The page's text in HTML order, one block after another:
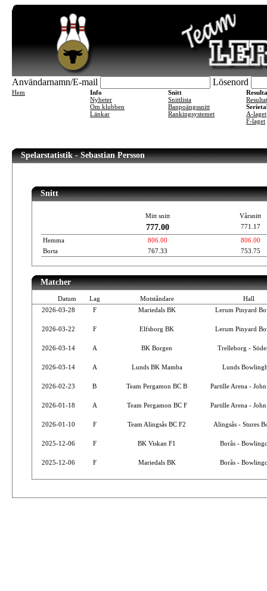
Användarnamn/E-mail Lösenord
Hem
Info
Nyheter
Om klubben
Länkar
Snitt
Snittlista
Banpoängssnitt
Rankingsystemet
A-laget
F-laget
Spelarstatistik - Sebastian Persson
Snitt
Mitt snitt Vårsnitt
777.00
771.17
Hemma
806.00
806.00
Borta
767.33 753.75
Matcher
Datum Lag Motståndare
Hall
2026-03-28
F Mariedals BK Lerum Pinyard
2026-03-22 F Elfsborg BK Lerum Pinyard
2026-03-14 A BK Borgen Trelleborg -
2026-03-14 A Lunds BK Mamba Lunds
2026-02-23 B Team Pergamon BC B Partille Arena - John
2026-01-18 A Team Pergamon BC F Partille Arena - John
2026-01-10 F Team Alingsås BC F2 Alingsås - Stures
2025-12-06 F BK Viskan F1 Borås -
2025-12-06 F Mariedals BK Borås -